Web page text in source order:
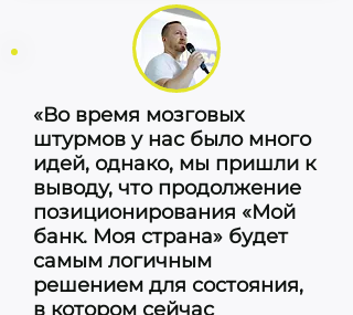
«Во время мозговых
штурмов у нас было много
идей, однако, мы пришли к
выводу, что продолжение
позиционирования «Мой
банк. Моя страна» будет
самым логичным
решением для состояния,
в котором сейчас